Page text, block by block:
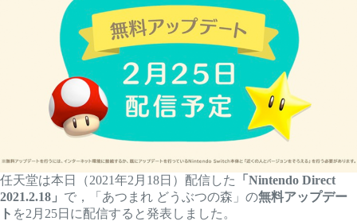
任天堂は本日（2021年2月18日）配信した
「Nintendo Direct
2021.2.18」 で，「あつまれ どうぶつの森」の無料アップデー
ト を2月25日に配信すると発表しました。